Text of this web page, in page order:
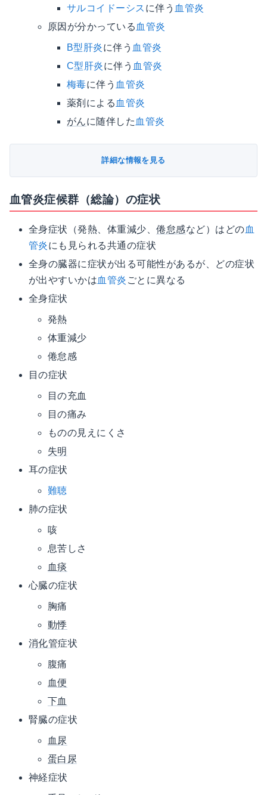
サルコイドーシス に伴う 血管炎
原因が分かっている 血管炎
B型肝炎に伴う 血管炎
C型肝炎に伴う 血管炎
梅毒に伴う 血管炎
薬剤による 血管炎
がんに随伴した 血管炎
詳細な情報を見る
血管炎症候群（総論）の症状
全身症状（発熱、体重減少、倦怠感など）はどの血
管炎にも見られる共通の症状
全身の臓器に症状が出る可能性があるが、どの症状
が出やすいかは血管炎 ごとに異なる
全身症状
発熱
体重減少
倦怠感
目の症状
目の充血
目の痛み
ものの見えにくさ
失明
耳の症状
難聴
肺の症状
咳
息苦しさ
血痰
心臓の症状
胸痛
動悸
消化管症状
腹痛
血便
下血
腎臓の症状
血尿
蛋白尿
神経症状